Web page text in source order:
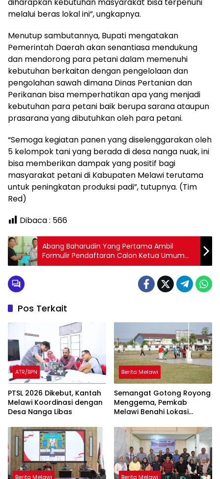
melalui beras lokal ini”, ungkapnya.
Menutup sambutannya, Bupati mengatakan
Pemerintah Daerah akan senantiasa mendukung
dan mendorong para petani dalam memenuhi
kebutuhan berkaitan dengan pengelolaan dan
pengolahan sawah dimana Dinas Pertanian dan
Perikanan bisa memperhatikan apa yang menjadi
kebutuhan para petani baik berupa sarana ataupun
prasarana yang dibutuhkan oleh para petani.
“Semoga kegiatan panen yang diselenggarakan oleh
5 kelompok tani yang berada di desa nanga nuak, ini
bisa memberikan dampak yang positif bagi
masyarakat petani di Kabupaten Melawi terutama
untuk peningkatan produksi padi”, tutupnya. (Tim
Red)
Dibaca : 566
Abang Baharudin Yang Pertama Ambil
Formulir Pendaftaran Calon Ketua Umum
KONI Melawi
Pos Terkait
ATR/BPN
PTSL 2026 Dikebut, Kantah
Melawi Koordinasi dengan
Desa Nanga Libas
Berita Melawi
Semangat Gotong Royong
Menggema, Pemkab
Melawi Benahi Lokasi
Berita Melawi Berita Melawi